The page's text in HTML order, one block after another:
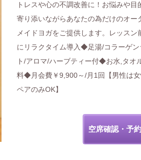
トレスや心の不調改善に！お悩みや目
寄り添いながらあなたの為だけのオー
メイドヨガをご提供します。レッスン
にリラクタイム導入◆足湯/コラーゲン
ト/アロマ/ハーブティー付◆お水,タオ
料◆月会費￥9,900～/月1回【男性は
ペアのみOK】
空席確認・予